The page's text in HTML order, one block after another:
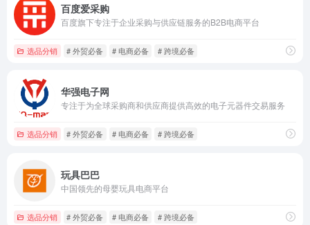
百度爱采购
百度旗下专注于企业采购与供应链服务的B2B电商平台
选品分销 # 外贸必备 # 电商必备 # 跨境必备
华强电子网
专注于为全球采购商和供应商提供高效的电子元器件交易服务
选品分销 # 外贸必备 # 电商必备 # 跨境必备
玩具巴巴
中国领先的母婴玩具电商平台
选品分销 # 外贸必备 # 电商必备 # 跨境必备